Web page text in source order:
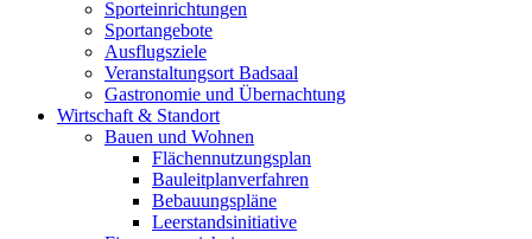
Sporteinrichtungen
Sportangebote
Ausflugsziele
Veranstaltungsort Badsaal
Gastronomie und Übernachtung
Wirtschaft & Standort
Bauen und Wohnen
Flächennutzungsplan
Bauleitplanverfahren
Bebauungspläne
Leerstandsinitiative